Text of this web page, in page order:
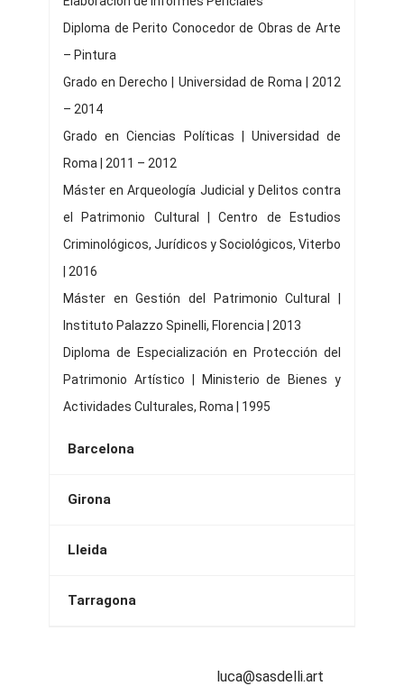
Diploma de Perito Conocedor de Obras de Arte
– Pintura
Grado en Derecho | Universidad de Roma | 2012
– 2014
Grado en Ciencias Políticas | Universidad de
Roma | 2011 – 2012
Máster en Arqueología Judicial y Delitos contra
el Patrimonio Cultural | Centro de Estudios
Criminológicos, Jurídicos y Sociológicos, Viterbo
| 2016
Máster en Gestión del Patrimonio Cultural |
Instituto Palazzo Spinelli, Florencia | 2013
Diploma de Especialización en Protección del
Patrimonio Artístico | Ministerio de Bienes y
Actividades Culturales, Roma | 1995
Barcelona
Girona
Lleida
Tarragona
luca@sasdelli.art